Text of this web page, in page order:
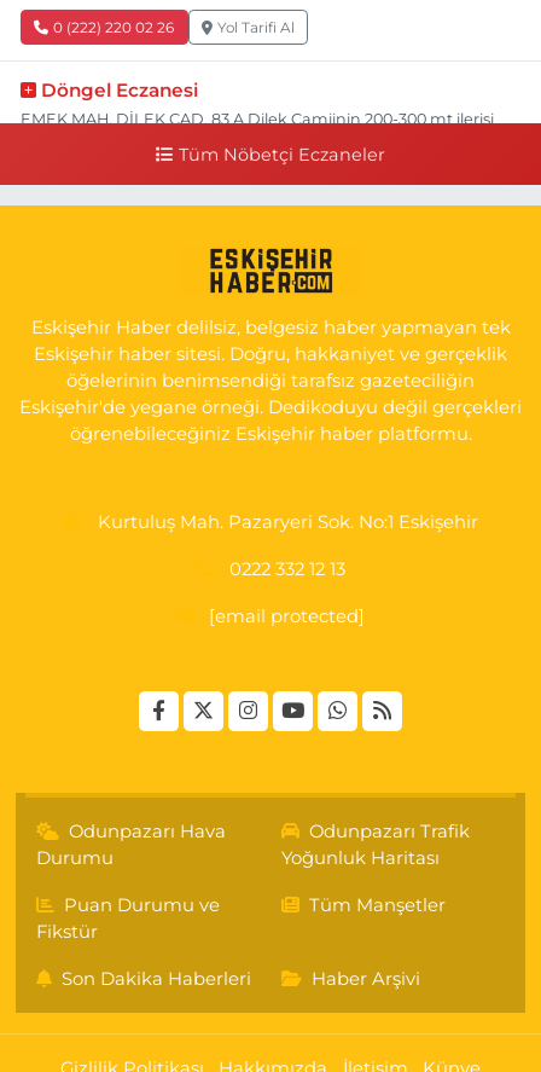
0 (222) 220 02 26 Yol Tarifi Al
Döngel Eczanesi
EMEK MAH. DİLEK CAD. 83 A Dilek Camiinin 200-300 mt ilerisi
İSTİKLAL MAH. ŞAİR FUZULİ CAD. NO:35 A HAVA HASTANESİ
KARŞI KÖŞESİ ŞAİR FUZULİ AİLE SAĞLIĞI MERKEZİ KARŞISI
0 (222) 230 11 31 Yol Tarifi Al
Tüm Nöbetçi Eczaneler
Eskişehir Haber delilsiz, belgesiz haber yapmayan tek
Eskişehir haber sitesi. Doğru, hakkaniyet ve gerçeklik
öğelerinin benimsendiği tarafsız gazeteciliğin
Eskişehir'de yegane örneği. Dedikoduyu değil gerçekleri
öğrenebileceğiniz Eskişehir haber platformu.
Kurtuluş Mah. Pazaryeri Sok. No:1 Eskişehir
0222 332 12 13
[email protected]
Odunpazarı Hava
Durumu
Odunpazarı Trafik
Yoğunluk Haritası
Puan Durumu ve
Fikstür
Tüm Manşetler
Son Dakika Haberleri Haber Arşivi